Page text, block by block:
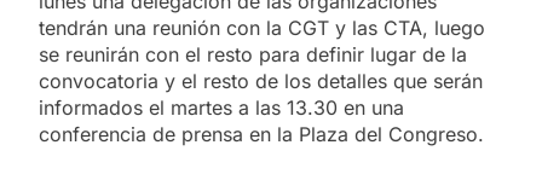
tendrán una reunión con la CGT y las CTA, luego
se reunirán con el resto para definir lugar de la
convocatoria y el resto de los detalles que serán
informados el martes a las 13.30 en una
conferencia de prensa en la Plaza del Congreso.